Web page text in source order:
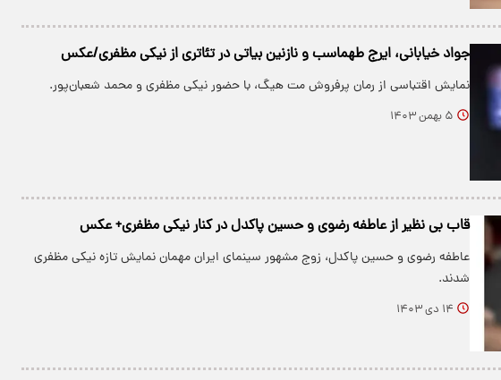
جواد خیابانی، ایرج طهماسب و نازنین بیاتی در تئاتری از نیکی مظفری/عکس
نمایش اقتباسی از رمان پرفروش مت هیگ، با حضور نیکی مظفری و محمد شعبان‌پور.
۵ بهمن ۱۴۰۳
قاب بی نظیر از عاطفه رضوی و حسین پاکدل در کنار نیکی مظفری+ عکس
عاطفه رضوی و حسین پاکدل، زوج مشهور سینمای ایران مهمان نمایش تازه نیکی مظفری
شدند.
۱۴ دی ۱۴۰۳